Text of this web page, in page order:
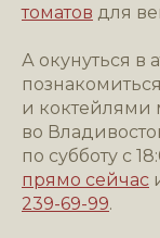
томатов для
А окунуться в
и коктейлями
во
по субботу с
прямо сейчас
239-69-99.
Политика в